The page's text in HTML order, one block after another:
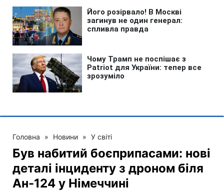
Головна » Новини » У світі
Був набитий боєприпасами: нові
деталі інциденту з дроном біля
Ан-124 у Німеччині